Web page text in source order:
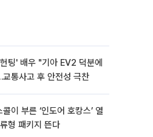
팅' 배우 "기아 EV2 덕분에
통사고 후 안전성 극찬
콜이 부른 ‘인도어 호캉스’ 열
형 패키지 뜬다